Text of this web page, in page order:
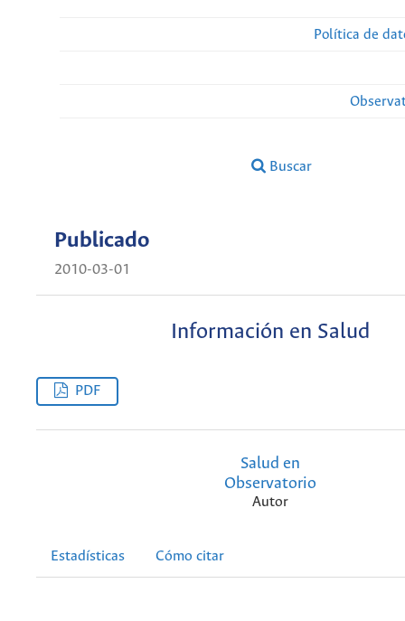
Política de
Buscar
Publicado
2010-03-01
Información en Salud
PDF
Salud en
Observatorio
Autor
Estadísticas Cómo citar